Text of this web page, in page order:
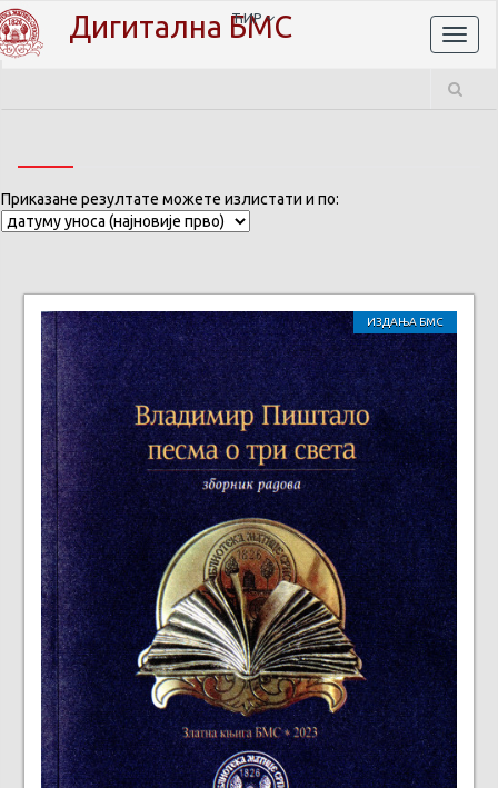
Дигитална БМС
ЋИР
Приказане резултате можете излистати и по:
ИЗДАЊА БМС